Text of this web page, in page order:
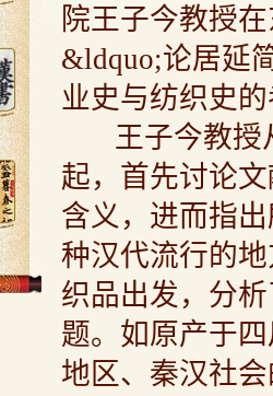
院王子今教授
&ldquo;论居延
业史与纺织史
王子今教授
起，首先讨论
含义，进而指
种汉代流行的
织品出发，分
题。如原产于
地区、秦汉社